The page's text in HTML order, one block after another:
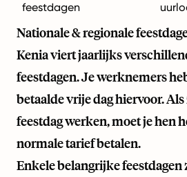
feestdagen
Nationale & regionale
Kenia viert jaarlijks
feestdagen. Je werknemers
betaalde vrije dag hiervoor.
feestdag werken, moet je hen
normale tarief betalen.
Enkele belangrijke feestdagen